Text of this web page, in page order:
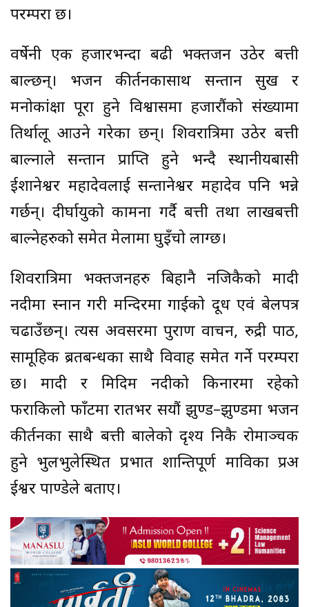
परम्परा छ।
वर्षेनी एक हजारभन्दा बढी भक्तजन उठेर बत्ती
बाल्छन्। भजन कीर्तनकासाथ सन्तान सुख र
मनोकांक्षा पूरा हुने विश्वासमा हजारौंको संख्यामा
तिर्थालू आउने गरेका छन्। शिवरात्रिमा उठेर बत्ती
बाल्नाले सन्तान प्राप्ति हुने भन्दै स्थानीयबासी
ईशानेश्वर महादेवलाई सन्तानेश्वर महादेव पनि भन्ने
गर्छन्। दीर्घायुको कामना गर्दै बत्ती तथा लाखबत्ती
बाल्नेहरुको समेत मेलामा घुइँचो लाग्छ।
शिवरात्रिमा भक्तजनहरु बिहानै नजिकैको मादी
नदीमा स्नान गरी मन्दिरमा गाईको दूध एवं बेलपत्र
चढाउँछन्। त्यस अवसरमा पुराण वाचन, रुद्री पाठ,
सामूहिक ब्रतबन्धका साथै विवाह समेत गर्ने परम्परा
छ। मादी र मिदिम नदीको किनारमा रहेको
फराकिलो फाँटमा रातभर सयौं झुण्ड–झुण्डमा भजन
कीर्तनका साथै बत्ती बालेको दृश्य निकै रोमाञ्चक
हुने भुलभुलेस्थित प्रभात शान्तिपूर्ण माविका प्रअ
ईश्वर पाण्डेले बताए।